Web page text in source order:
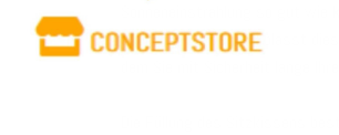
südlichen Ländern verblasst
dem Sie mit Sicherheit lange
Die Füllung des Sitzkissens